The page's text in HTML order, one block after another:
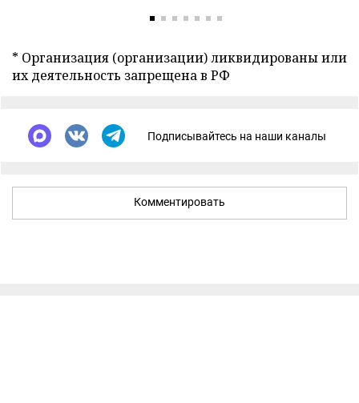
* Организация (организации) ликвидированы или
их деятельность запрещена в РФ
Подписывайтесь на наши каналы
Комментировать